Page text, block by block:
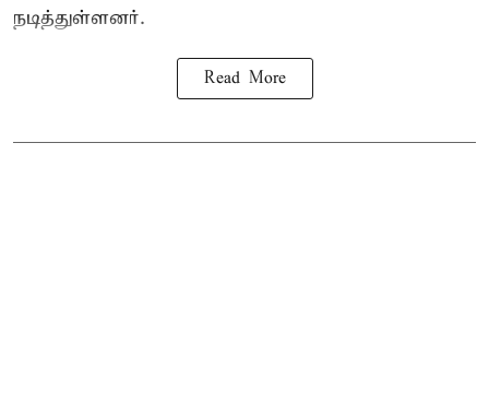
நடித்துள்ளனர்.
Read More